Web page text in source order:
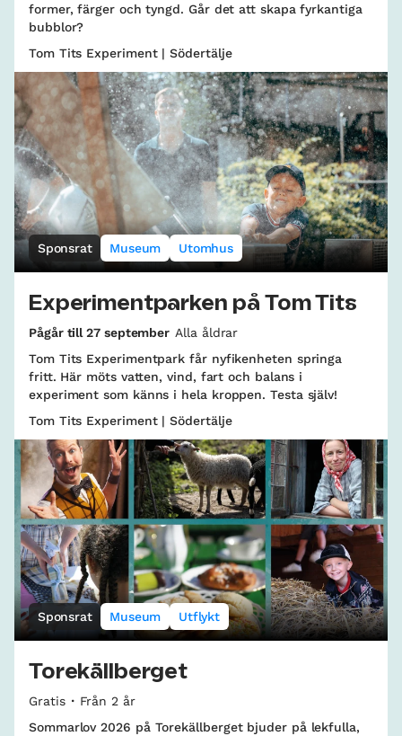
former, färger och tyngd. Går det att skapa fyrkantiga
bubblor?
Tom Tits Experiment | Södertälje
Sponsrat Museum Utomhus
Experimentparken på Tom Tits
Pågår till 27 september Alla åldrar
Tom Tits Experimentpark får nyfikenheten springa
fritt. Här möts vatten, vind, fart och balans i
experiment som känns i hela kroppen. Testa själv!
Tom Tits Experiment | Södertälje
Sponsrat Museum Utflykt
Torekällberget
Gratis
Från 2 år
Sommarlov 2026 på Torekällberget bjuder på lekfulla,